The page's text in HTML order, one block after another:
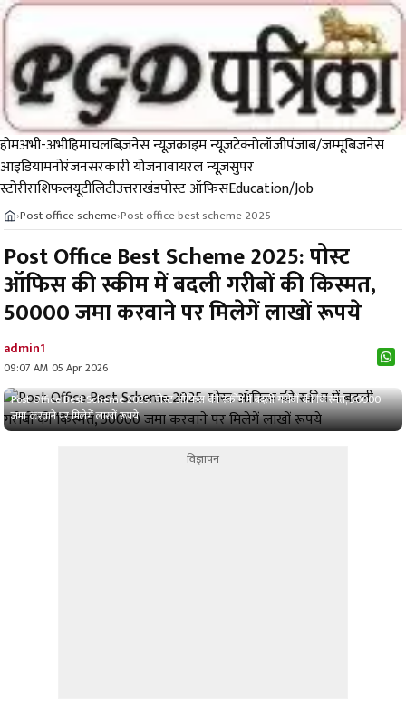
होमअभी-अभीहिमाचलबिज़नेस न्यूज़क्राइम न्यूजटेक्नोलॉजीपंजाब/जम्मूबिजनेस
आइडियामनोरंजनसरकारी योजनावायरल न्यूज़सुपर
स्टोरीराशिफलयूटीलिटीउत्तराखंडपोस्ट ऑफिसEducation/Job
›Post office scheme›Post office best scheme 2025
Post Office Best Scheme 2025: पोस्ट
ऑफिस की स्कीम में बदली गरीबों की किस्मत,
50000 जमा करवाने पर मिलेगें लाखों रूपये
admin1
09:07 AM 05 Apr 2026
Post Office Best Scheme 2025: पोस्ट ऑफिस की स्कीम में बदली गरीबों की किस्मत, 50000
जमा करवाने पर मिलेगें लाखों रूपये
विज्ञापन